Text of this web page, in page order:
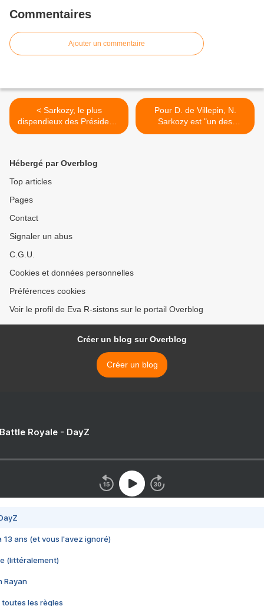
Commentaires
Ajouter un commentaire
< Sarkozy, le plus
dispendieux des Présidents
français. Dette: Hausse de
Pour D. de Villepin, N.
Sarkozy est "un des
problèmes de la France" >
Hébergé par Overblog
Top articles
Pages
Contact
Signaler un abus
C.G.U.
Cookies et données personnelles
Préférences cookies
Voir le profil de Eva R-sistons sur le portail Overblog
Créer un blog sur Overblog
Créer un blog
Royale - DayZ
13 ans (et vous l'avez ignoré)
(littéralement)
Rayan
toutes les règles